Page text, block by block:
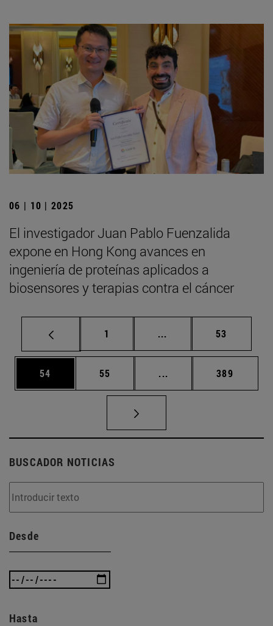
06 | 10 | 2025
El investigador Juan Pablo Fuenzalida
expone en Hong Kong avances en
ingeniería de proteínas aplicados a
biosensores y terapias contra el cáncer
Página
1 ... Páginas intermedias
Página
53
Página
54 Página
55 ... Páginas intermedias
Página
389
BUSCADOR NOTICIAS
Desde
Hasta